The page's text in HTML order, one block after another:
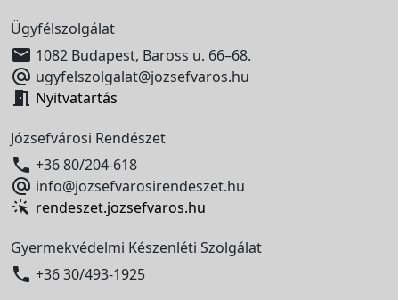
Ügyfélszolgálat
 1082 Budapest, Baross u. 66–68.
 ugyfelszolgalat@jozsefvaros.hu
 Nyitvatartás
Józsefvárosi Rendészet
 +36 80/204-618
 info@jozsefvarosirendeszet.hu
rendeszet.jozsefvaros.hu
Gyermekvédelmi Készenléti Szolgálat
 +36 30/493-1925